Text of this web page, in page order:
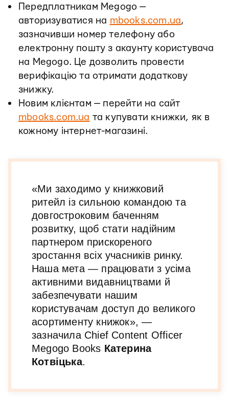
Передплатникам Megogo —
авторизуватися на mbooks.com.ua,
зазначивши номер телефону або
електронну пошту з акаунту користувача
на Megogo. Це дозволить провести
верифікацію та отримати додаткову
знижку.
Новим клієнтам — перейти на сайт
mbooks.com.ua та купувати книжки, як в
кожному інтернет-магазині.
«Ми заходимо у книжковий
ритейл із сильною командою та
довгостроковим баченням
розвитку, щоб стати надійним
партнером прискореного
зростання всіх учасників ринку.
Наша мета — працювати з усіма
активними видавництвами й
забезпечувати нашим
користувачам доступ до великого
асортименту книжок», —
зазначила Chief Content Officer
Megogo Books Катерина
Котвіцька.